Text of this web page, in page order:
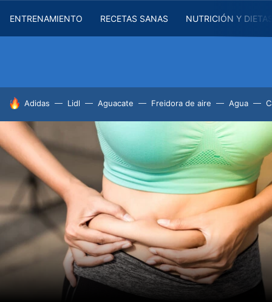
ENTRENAMIENTO RECETAS SANAS NUTRICIÓN Y
HOY SE HABLA DE
Adidas Lidl Aguacate Freidora de aire Agua